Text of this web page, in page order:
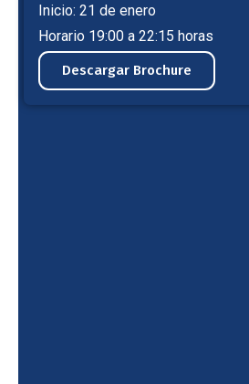
Inicio: 21 de enero
Horario 19:00 a 22:15 horas
Descargar Brochure